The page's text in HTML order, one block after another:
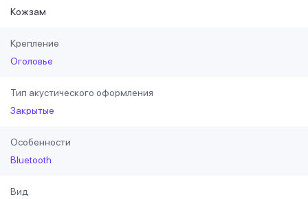
Кожзам
Крепление
Оголовье
Тип акустического оформления
Закрытые
Особенности
Bluetooth
Вид